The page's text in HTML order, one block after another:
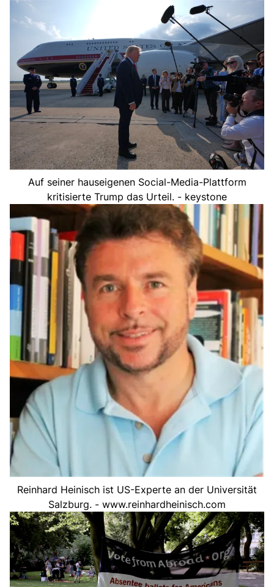
Auf seiner hauseigenen Social-Media-Plattform
kritisierte Trump das Urteil. - keystone
Reinhard Heinisch ist US-Experte an der Universität
Salzburg. - www.reinhardheinisch.com